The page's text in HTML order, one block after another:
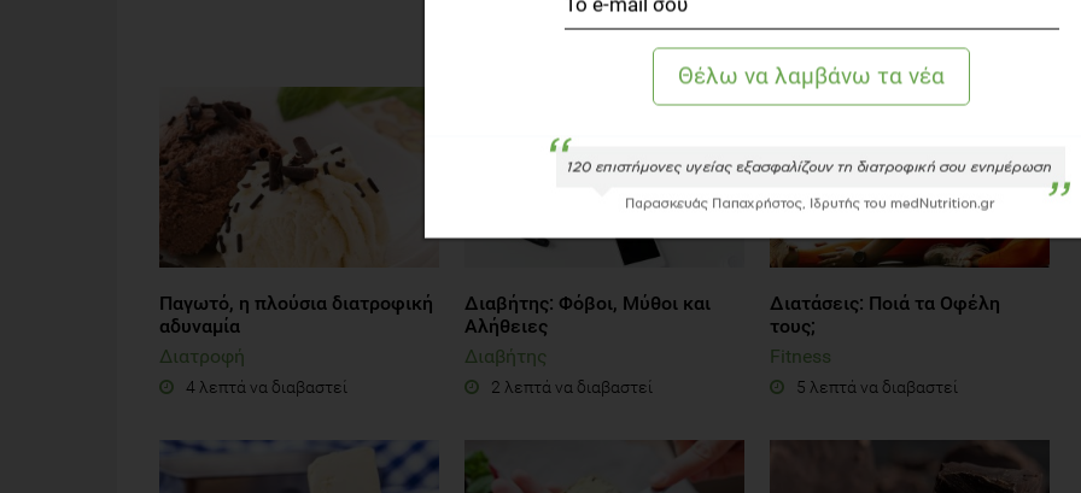
ΔΙΑΒΑΣΤΕ ΑΚΟΜΗ
Παγωτό, η πλούσια διατροφική
αδυναμία
Διατροφή
4 λεπτά να διαβαστεί
Διαβήτης: Φόβοι, Μύθοι και
Αλήθειες
Διαβήτης
2 λεπτά να διαβαστεί
Διατάσεις: Ποιά τα Οφέλη
τους;
Fitness
5 λεπτά να διαβαστεί